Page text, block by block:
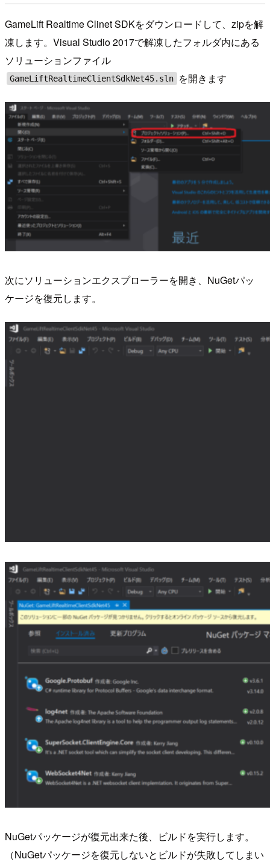
GameLift Realtime Clinet SDKをダウンロードして、zipを解
凍します。Visual Studio 2017で解凍したフォルダ内にある
ソリューションファイル
GameLiftRealtimeClientSdkNet45.sln を開きます
次にソリューションエクスプローラーを開き、NuGetパッ
ケージを復元します。
NuGetパッケージが復元出来た後、ビルドを実行します。
（NuGetパッケージを復元しないとビルドが失敗してしまい